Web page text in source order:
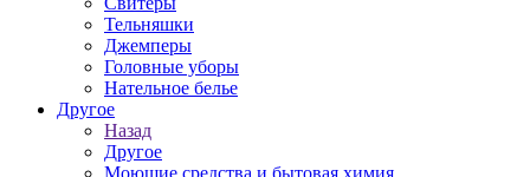
Тельняшки
Джемперы
Головные уборы
Нательное белье
Другое
Назад
Другое
Моющие средства и бытовая химия